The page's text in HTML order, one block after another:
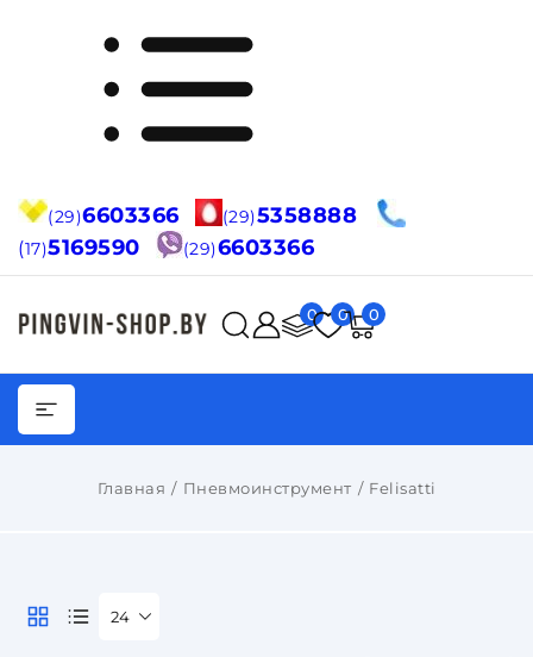
(29)6603366 (29)5358888
(17)5169590 (29)6603366
0 0 0
Главная Пневмоинструмент Felisatti
24